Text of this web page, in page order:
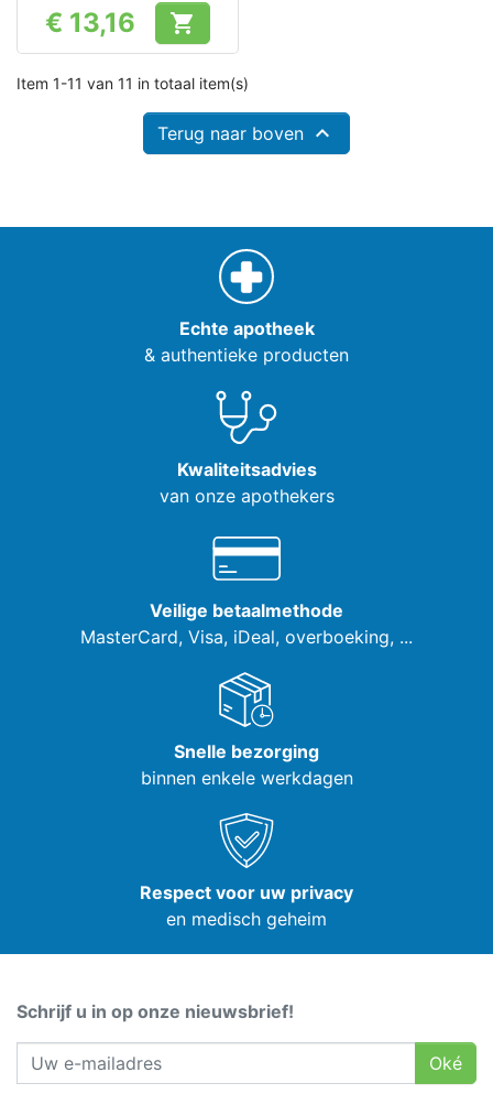
Prijs
€ 13,16 
Item 1-11 van 11 in totaal item(s)
Terug naar boven 
Echte apotheek
& authentieke producten
Kwaliteitsadvies
van onze apothekers
Veilige betaalmethode
MasterCard, Visa, iDeal, overboeking, ...
Snelle bezorging
binnen enkele werkdagen
Respect voor uw privacy
en medisch geheim
Schrijf u in op onze nieuwsbrief!
Oké